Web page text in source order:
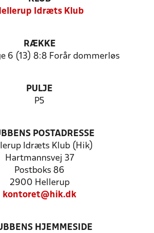
Idræts Klub
RÆKKE
6 (13) 8:8 Forår dommerløs
PULJE
P5
POSTADRESSE
Idræts Klub (Hik)
Hartmannsvej 37
Postboks 86
2900 Hellerup
kontoret@hik.dk
HJEMMESIDE